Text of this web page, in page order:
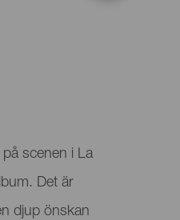
på scenen i La
Det är
djup önskan